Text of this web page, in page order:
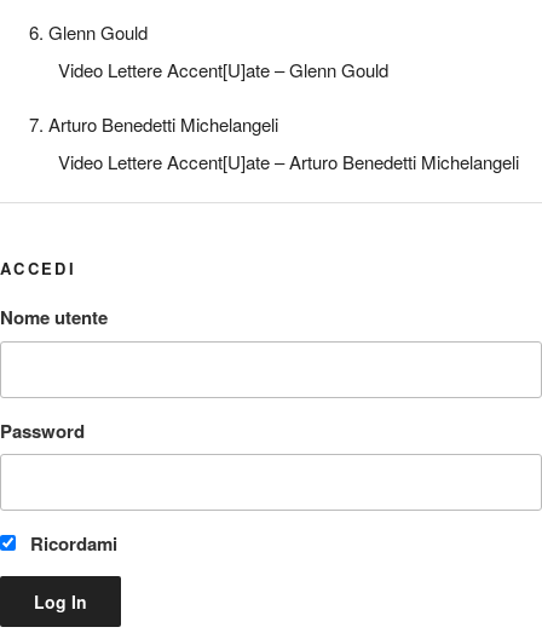
6. Glenn Gould
Video Lettere Accent[U]ate – Glenn Gould
7. Arturo Benedetti Michelangeli
Video Lettere Accent[U]ate – Arturo Benedetti Michelangeli
ACCEDI
Nome utente
Password
Ricordami